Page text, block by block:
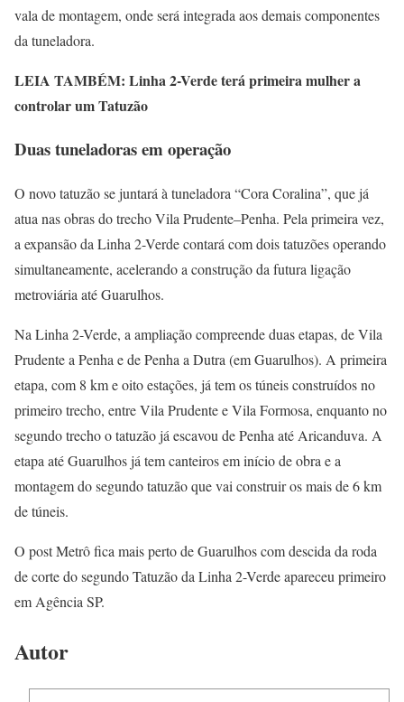
vala de montagem, onde será integrada aos demais componentes
da tuneladora.
LEIA TAMBÉM: Linha 2-Verde terá primeira mulher a
controlar um Tatuzão
Duas tuneladoras em operação
O novo tatuzão se juntará à tuneladora “Cora Coralina”, que já
atua nas obras do trecho Vila Prudente–Penha. Pela primeira vez,
a expansão da Linha 2-Verde contará com dois tatuzões operando
simultaneamente, acelerando a construção da futura ligação
metroviária até Guarulhos.
Na Linha 2-Verde, a ampliação compreende duas etapas, de Vila
Prudente a Penha e de Penha a Dutra (em Guarulhos). A primeira
etapa, com 8 km e oito estações, já tem os túneis construídos no
primeiro trecho, entre Vila Prudente e Vila Formosa, enquanto no
segundo trecho o tatuzão já escavou de Penha até Aricanduva. A
etapa até Guarulhos já tem canteiros em início de obra e a
montagem do segundo tatuzão que vai construir os mais de 6 km
de túneis.
O post Metrô fica mais perto de Guarulhos com descida da roda
de corte do segundo Tatuzão da Linha 2-Verde apareceu primeiro
em Agência SP.
Autor